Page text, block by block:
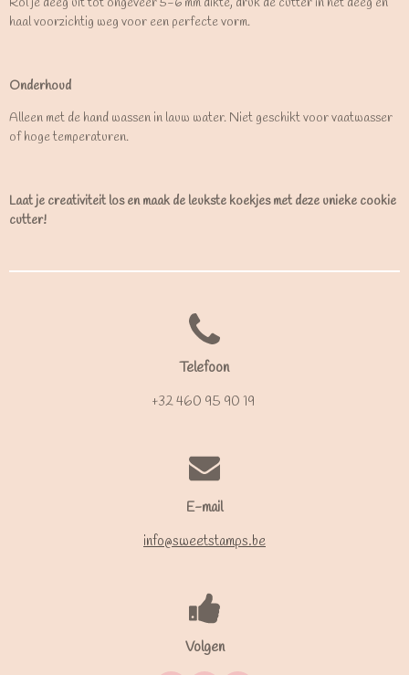
haal voorzichtig weg voor een perfecte vorm.
Onderhoud
Alleen met de hand wassen in lauw water. Niet geschikt voor vaatwasser
of hoge temperaturen.
Laat je creativiteit los en maak de leukste koekjes met deze unieke cookie
cutter!
Telefoon
+32 460 95 90 19
E-mail
info@sweetstamps.be
Volgen